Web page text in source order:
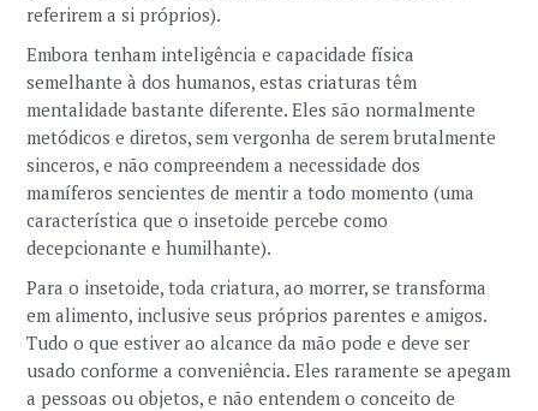
referirem a si próprios).
Embora tenham inteligência e capacidade física
semelhante à dos humanos, estas criaturas têm
mentalidade bastante diferente. Eles são normalmente
metódicos e diretos, sem vergonha de serem brutalmente
sinceros, e não compreendem a necessidade dos
mamíferos sencientes de mentir a todo momento (uma
característica que o insetoide percebe como
decepcionante e humilhante).
Para o insetoide, toda criatura, ao morrer, se transforma
em alimento, inclusive seus próprios parentes e amigos.
Tudo o que estiver ao alcance da mão pode e deve ser
usado conforme a conveniência. Eles raramente se apegam
a pessoas ou objetos, e não entendem o conceito de